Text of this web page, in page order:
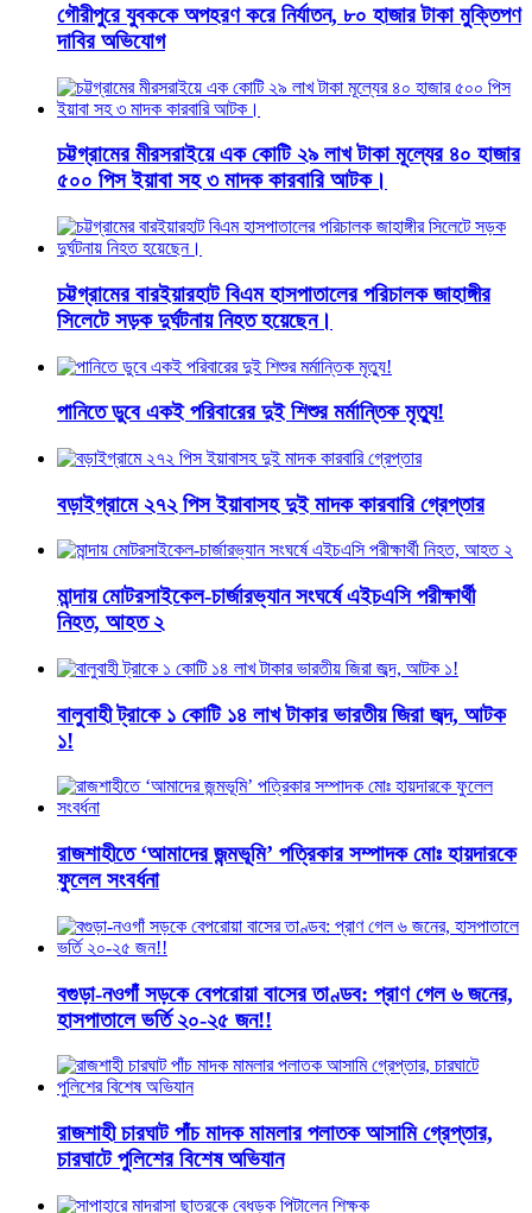
গৌরীপুরে যুবককে অপহরণ করে নির্যাতন, ৮০ হাজার টাকা মুক্তিপণ
দাবির অভিযোগ
চট্টগ্রামের মীরসরাইয়ে এক কোটি ২৯ লাখ টাকা মূল্যের ৪০ হাজার
৫০০ পিস ইয়াবা সহ ৩ মাদক কারবারি আটক।
চট্টগ্রামের বারইয়ারহাট বিএম হাসপাতালের পরিচালক জাহাঙ্গীর
সিলেটে সড়ক দুর্ঘটনায় নিহত হয়েছেন।
পানিতে ডুবে একই পরিবারের দুই শিশুর মর্মান্তিক মৃত্যু!
বড়াইগ্রামে ২৭২ পিস ইয়াবাসহ দুই মাদক কারবারি গ্রেপ্তার
মান্দায় মোটরসাইকেল-চার্জারভ্যান সংঘর্ষে এইচএসি পরীক্ষার্থী
নিহত, আহত ২
বালুবাহী ট্রাকে ১ কোটি ১৪ লাখ টাকার ভারতীয় জিরা জব্দ, আটক
১!
রাজশাহীতে ‘আমাদের জন্মভূমি’ পত্রিকার সম্পাদক মোঃ হায়দারকে
ফুলেল সংবর্ধনা
বগুড়া-নওগাঁ সড়কে বেপরোয়া বাসের তাণ্ডব: প্রাণ গেল ৬ জনের,
হাসপাতালে ভর্তি ২০-২৫ জন!!
রাজশাহী চারঘাট পাঁচ মাদক মামলার পলাতক আসামি গ্রেপ্তার,
চারঘাটে পুলিশের বিশেষ অভিযান